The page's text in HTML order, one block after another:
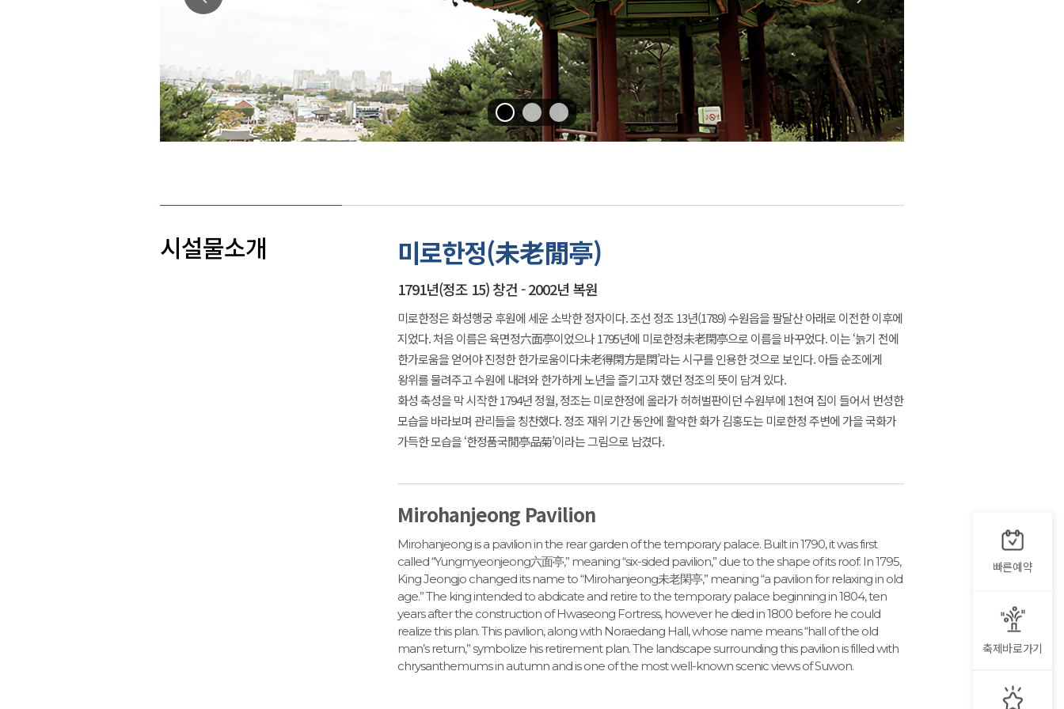
빠른예약
축제바로가기
시설물소개 미로한정(未老閒亭)
1791년(정조 15) 창건 - 2002년 복원
미로한정은 화성행궁 후원에 세운 소박한 정자이다. 조선 정조 13년(1789) 수원읍을 팔달산 아래로 이전한 이후에
지었다. 처음 이름은 육면정六面亭이었으나 1795년에 미로한정未老閑亭으로 이름을 바꾸었다. 이는 ‘늙기 전에
한가로움을 얻어야 진정한 한가로움이다未老得閑方是閑’라는 시구를 인용한 것으로 보인다. 아들 순조에게
왕위를 물려주고 수원에 내려와 한가하게 노년을 즐기고자 했던 정조의 뜻이 담겨 있다.
화성 축성을 막 시작한 1794년 정월, 정조는 미로한정에 올라가 허허벌판이던 수원부에 1천여 집이 들어서 번성한
모습을 바라보며 관리들을 칭찬했다. 정조 재위 기간 동안에 활약한 화가 김홍도는 미로한정 주변에 가을 국화가
가득한 모습을 ‘한정품국閒亭品菊’이라는 그림으로 남겼다.
Mirohanjeong Pavilion
Mirohanjeong is a pavilion in the rear garden of the temporary palace. Built in 1790, it was first
called “Yungmyeonjeong六面亭,” meaning “six-sided pavilion,” due to the shape of its roof. In 1795,
King Jeongjo changed its name to “Mirohanjeong未老閑亭,” meaning “a pavilion for relaxing in old
age.” The king intended to abdicate and retire to the temporary palace beginning in 1804, ten
years after the construction of Hwaseong Fortress, however he died in 1800 before he could
realize this plan. This pavilion, along with Noraedang Hall, whose name means “hall of the old
man’s return,” symbolize his retirement plan. The landscape surrounding this pavilion is filled with
chrysanthemums in autumn and is one of the most well-known scenic views of Suwon.